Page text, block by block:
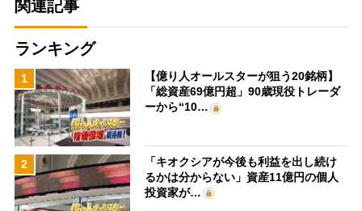
関連記事
ランキング
1
【億り人オールスターが狙う20銘柄】
「総資産69億円超」90歳現役トレーダ
ーから“10…
2
「キオクシアが今後も利益を出し続け
るかは分からない」資産11億円の個人
投資家が…